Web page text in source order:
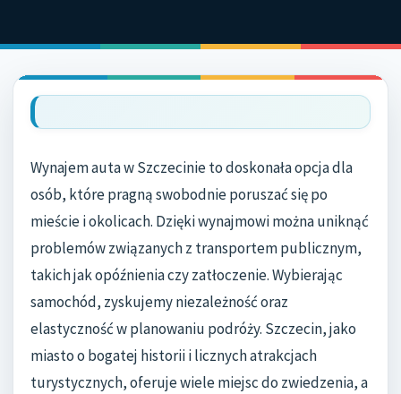
Wynajem auta w Szczecinie to doskonała opcja dla
osób, które pragną swobodnie poruszać się po
mieście i okolicach. Dzięki wynajmowi można uniknąć
problemów związanych z transportem publicznym,
takich jak opóźnienia czy zatłoczenie. Wybierając
samochód, zyskujemy niezależność oraz
elastyczność w planowaniu podróży. Szczecin, jako
miasto o bogatej historii i licznych atrakcjach
turystycznych, oferuje wiele miejsc do zwiedzenia, a